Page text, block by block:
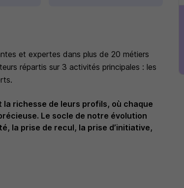
et expertes dans plus de 20 métiers
répartis sur 3 activités principales : les
richesse de leurs profils, où chaque
Le socle de notre évolution
la prise de recul, la prise d’initiative,